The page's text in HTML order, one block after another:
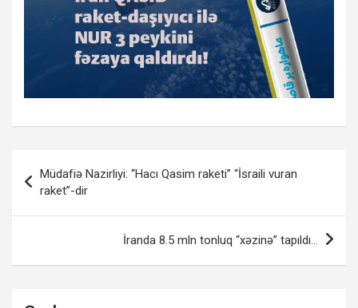
naviqasiyası
Müdafiə Nazirliyi: “Hacı Qasim raketi” “İsraili vuran
raket”-dir
İranda 8.5 mln tonluq “xəzinə” tapıldı…